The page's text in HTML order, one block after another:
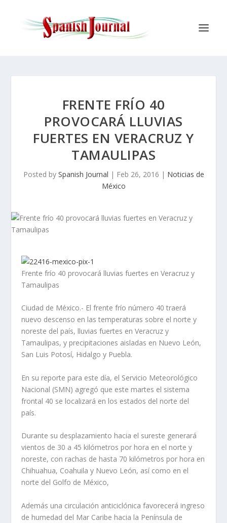
FRENTE FRÍO 40
PROVOCARÁ LLUVIAS
FUERTES EN VERACRUZ Y
TAMAULIPAS
Posted by Spanish Journal | Feb 26, 2016 | Noticias de
México
Frente frío 40 provocará lluvias fuertes en Veracruz y
Tamaulipas
Ciudad de México.- El frente frío número 40 traerá
nuevo descenso en las temperaturas sobre el norte y
noreste del país, lluvias fuertes en Veracruz y
Tamaulipas, y precipitaciones aisladas en Nuevo León,
San Luis Potosí, Hidalgo y Puebla.
En su reporte para este día, el Servicio Meteorológico
Nacional (SMN) agregó que este martes el sistema
frontal 40 se localizará en los estados del norte del
país.
Durante su desplazamiento hacia el sureste generará
vientos de 30 a 45 kilómetros por hora en el norte y
noreste, con rachas de hasta 70 kilómetros por hora en
Chihuahua, Coahuila y Nuevo León, así como en el
norte del Golfo de México,
Además una circulación anticiclónica favorecerá ingreso
de humedad del Mar Caribe hacia la Península de